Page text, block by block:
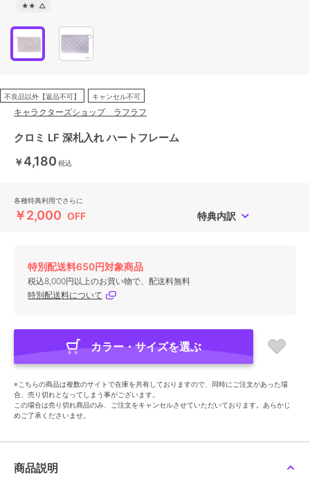
★★ △
不良品以外【返品不可】 キャンセル不可
キャラクターズショップ ラフラフ
クロミ LF 深札入れ ハートフレーム
￥4,180 税込
各種特典利用でさらに
￥2,000 OFF 特典内訳
特別配送料650円対象商品
税込8,000円以上のお買い物で、配送料無料
特別配送料について
カラー・サイズを選ぶ
※こちらの商品は複数のサイトで在庫を共有しておりますので、同時にご注文があった場
合、売り切れとなってしまう事がございます。
この場合は売り切れ商品のみ、ご注文をキャンセルさせていただいております。あらかじ
めご了承くださいませ。
商品説明